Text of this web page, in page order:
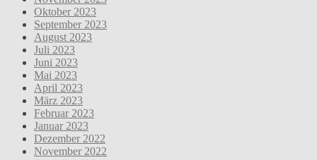
Oktober 2023
September 2023
August 2023
Juli 2023
Juni 2023
Mai 2023
April 2023
März 2023
Februar 2023
Januar 2023
Dezember 2022
November 2022